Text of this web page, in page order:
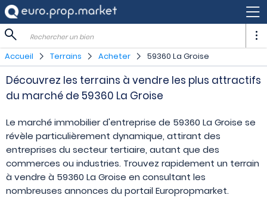
Rechercher un bien
Accueil Terrains Acheter 59360 La Groise
Découvrez les terrains à vendre les plus attractifs
du marché de 59360 La Groise
Le marché immobilier d'entreprise de 59360 La Groise se
révèle particulièrement dynamique, attirant des
entreprises du secteur tertiaire, autant que des
commerces ou industries. Trouvez rapidement un terrain
à vendre à 59360 La Groise en consultant les
nombreuses annonces du portail Europropmarket.